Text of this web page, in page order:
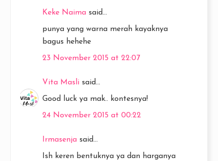
Keke Naima said...
punya yang warna merah kayaknya
bagus hehehe
23 November 2015 at 22:07
Vita Masli said...
Good luck ya mak.. kontesnya!
24 November 2015 at 00:22
Irmasenja said...
Ish keren bentuknya ya dan harganya